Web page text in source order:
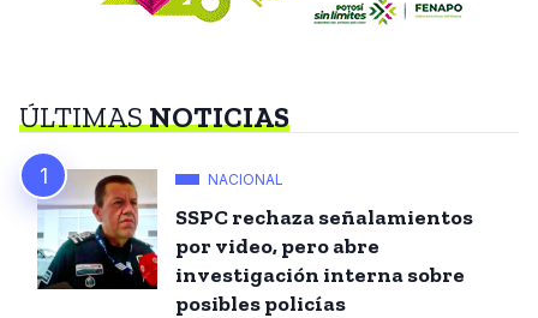
ÚLTIMASNOTICIAS
NACIONAL
SSPC rechaza señalamientos
por video, pero abre
investigación interna sobre
posibles policías